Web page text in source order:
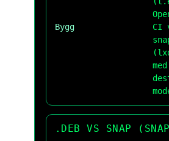
Bygg
CI
med
.DEB VS SNAP